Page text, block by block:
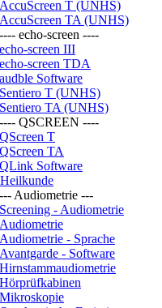
AccuScreen T (UNHS)
AccuScreen TA (UNHS)
---- echo-screen ----
echo-screen III
echo-screen TDA
audble Software
Sentiero T (UNHS)
Sentiero TA (UNHS)
---- QSCREEN ----
QScreen T
QScreen TA
QLink Software
--- Audiometrie ---
Screening - Audiometrie
Audiometrie
Audiometrie - Sprache
Avantgarde - Software
Hirnstammaudiometrie
Hörprüfkabinen
Mikroskopie